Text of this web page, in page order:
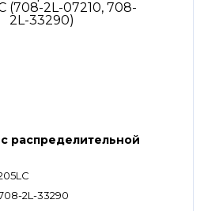
распределительной
2L-33290